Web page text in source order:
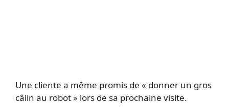
Une cliente a même promis de « donner un gros
câlin au robot » lors de sa prochaine visite.